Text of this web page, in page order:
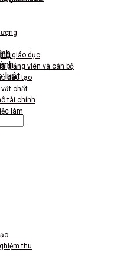
luật
giáo dục
giảng viên và cán bộ
đào tạo
vật chất
tài chính
làm
thu